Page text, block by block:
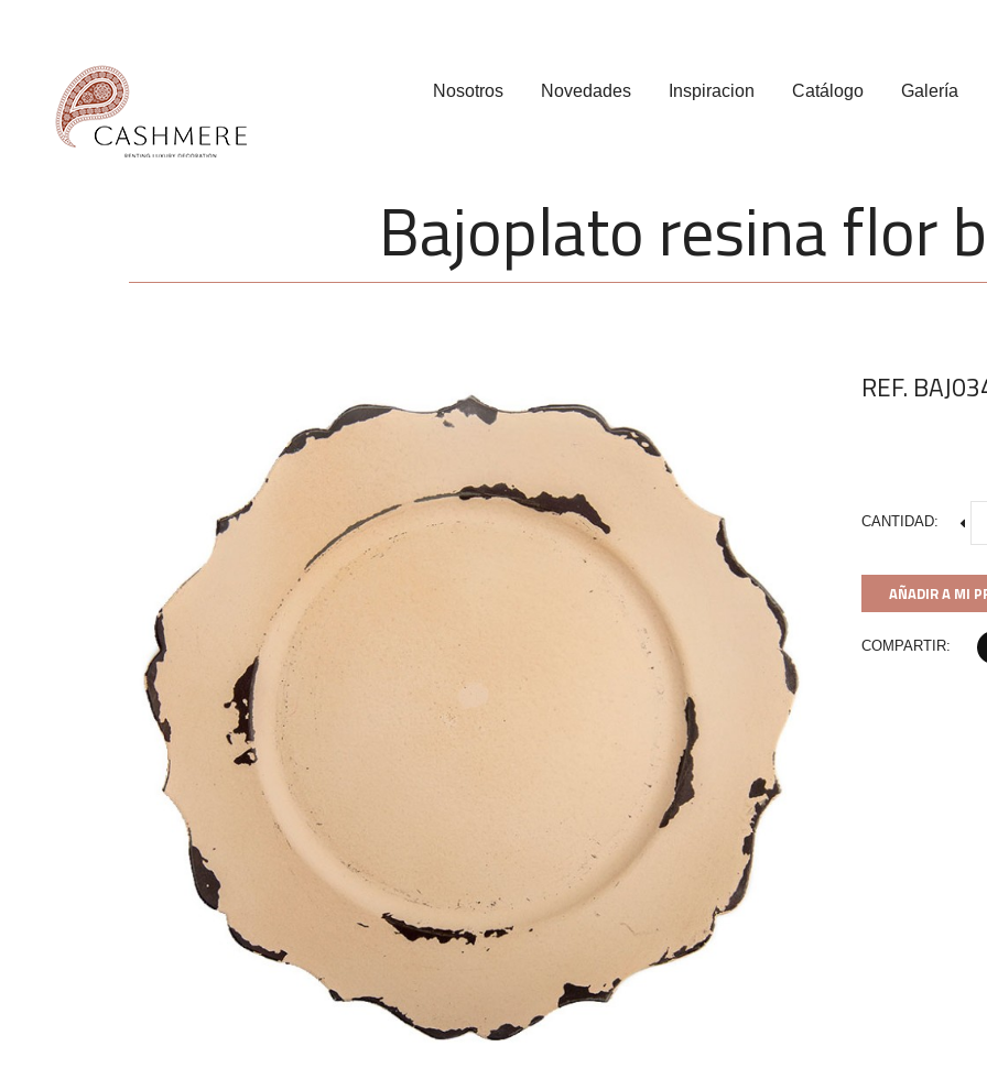
Nosotros Novedades Inspiracion Catálogo Galería
Bajoplato resina flor
REF.
CANTIDAD:
AÑADIR A MI
COMPARTIR: